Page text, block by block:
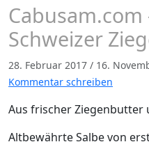
Cabusam.com
Schweizer
28. Februar 2017 / 16.
Kommentar schreiben
Aus frischer
Altbewährte Salbe von